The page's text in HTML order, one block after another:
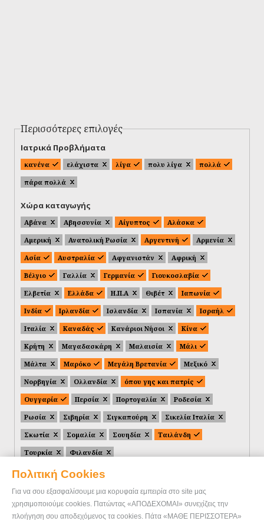
Πολιτική Cookies
Για να σου εξασφαλίσουμε μια κορυφαία εμπειρία στο site μας
χρησιμοποιούμε cookies. Πατώντας «ΑΠΟΔΕΧΟΜΑΙ» συνεχίζεις την
πλοήγηση σου αποδεχόμενος τα cookies. Πάτα «ΜΑΘΕ ΠΕΡΙΣΣΟΤΕΡΑ»
Περισσότερες επιλογές
Ιατρικά Προβλήματα
κανένα ελάχιστα λίγα πολυ λίγα
πολλά
πάρα πολλά
Χώρα καταγωγής
Αβάνα Αβησσυνία Αίγυπτος
Αλάσκα
Αμερική
Ανατολική Ρωσία Αργεντινή
Αρμενία
Ασία
Αυστραλία Αφγανιστάν
Αφρική
Βέλγιο
Γαλλία Γερμανία
Γιουκοσλαβία
Ελβετία
Ελλάδα Η.Π.Α Θιβέτ
Ιαπωνία
Ινδία
Ιρλανδία Ισλανδία Ισπανία
Ισραήλ
Ιταλία
Καναδάς Κανάριοι Νήσοι
Κίνα
Κρήτη
Μαγαδασκάρη Μαλαισία
Μάλι
Μάλτα
Μαρόκο Μεγάλη Βρετανία
Μεξικό
Νορβηγία
Ολλανδία
όπου γης και πατρίς
Ουγγαρία
Περσία Πορτογαλία
Ροδεσία
Ρωσία
Σιβηρία Σιγκαπούρη
Σικελία Ιταλία
Σκωτία
Σομαλία Σουηδία
Ταιλάνδη
Τουρκία
Φιλανδία